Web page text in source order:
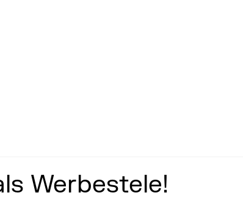
Werbestele!